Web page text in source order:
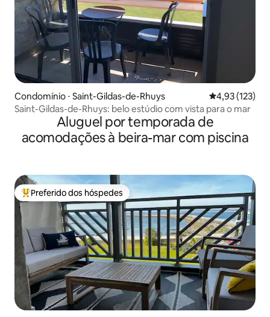
Condomínio ⋅ Saint-Gildas-de-Rhuys 4,93 de uma
4,93 (123)
Saint-Gildas-de-Rhuys: belo estúdio com vista para o mar
Aluguel por temporada de
acomodações à beira-mar com piscina
Entre os melhores preferidos dos hóspedes
Preferido dos hóspedes